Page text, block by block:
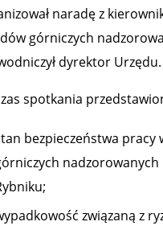
naradę z
górniczych
dyrektor Urzędu.
spotkania
bezpieczeństwa pracy
związaną z